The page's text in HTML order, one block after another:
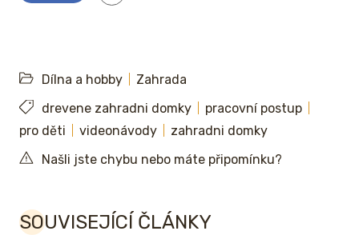
Dílna a hobby
Zahrada
drevene zahradni domky
pracovní postup
pro děti
videonávody
zahradni domky
Našli jste chybu nebo máte připomínku?
SOUVISEJÍCÍ ČLÁNKY